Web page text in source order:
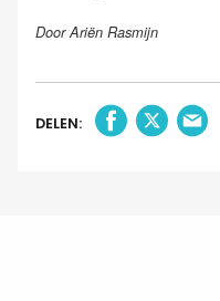
Door Ariën Rasmijn
DELEN: